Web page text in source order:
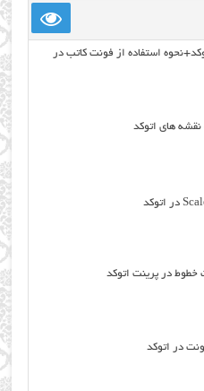
استفاده از فونت کاتب در
های اتوکد
در پرینت اتوکد
در اتوکد